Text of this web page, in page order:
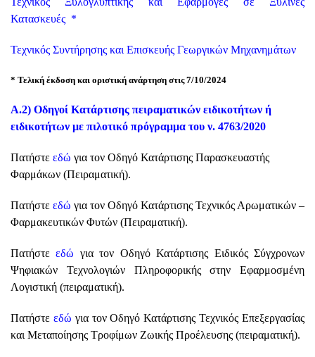
Κατασκευές *
Τεχνικός Συντήρησης και Επισκευής Γεωργικών Μηχανημάτων
* Τελική έκδοση και οριστική ανάρτηση στις 7/10/2024
Α.2) Οδηγοί Κατάρτισης πειραματικών ειδικοτήτων ή
ειδικοτήτων με πιλοτικό πρόγραμμα του ν. 4763/2020
Πατήστε εδώ για τον Οδηγό Κατάρτισης Παρασκευαστής
Φαρμάκων (Πειραματική).
Πατήστε εδώ για τον Οδηγό Κατάρτισης Τεχνικός Αρωματικών –
Φαρμακευτικών Φυτών (Πειραματική).
Πατήστεεδώ για τον Οδηγό Κατάρτισης Ειδικός Σύγχρονων
Ψηφιακών Τεχνολογιών Πληροφορικής στην Εφαρμοσμένη
Λογιστική (πειραματική).
Πατήστε εδώ για τον Οδηγό Κατάρτισης Τεχνικός Επεξεργασίας
και Μεταποίησης Τροφίμων Ζωικής Προέλευσης (πειραματική).